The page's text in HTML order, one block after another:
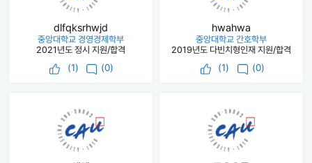
dlfqksrhwjd
중앙대학교 경영경제학부
2021년도 정시 지원/합격
(1) (0)
hwahwa
중앙대학교 간호학부
2019년도 다빈치형인재 지원/합격
(1) (0)